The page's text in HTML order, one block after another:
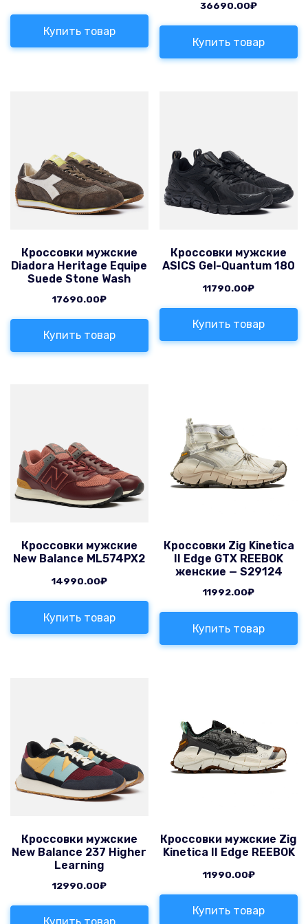
Купить товар
36690.00₽
Купить товар
Кроссовки мужские
Diadora Heritage Equipe
Suede Stone Wash
17690.00₽
Купить товар
Кроссовки мужские
ASICS Gel-Quantum 180
11790.00₽
Купить товар
Кроссовки мужские
New Balance ML574PX2
14990.00₽
Купить товар
Кроссовки Zig Kinetica
II Edge GTX REEBOK
женские — S29124
11992.00₽
Купить товар
Кроссовки мужские
New Balance 237 Higher
Learning
12990.00₽
Кроссовки мужские Zig
Kinetica II Edge REEBOK
11990.00₽
Купить товар